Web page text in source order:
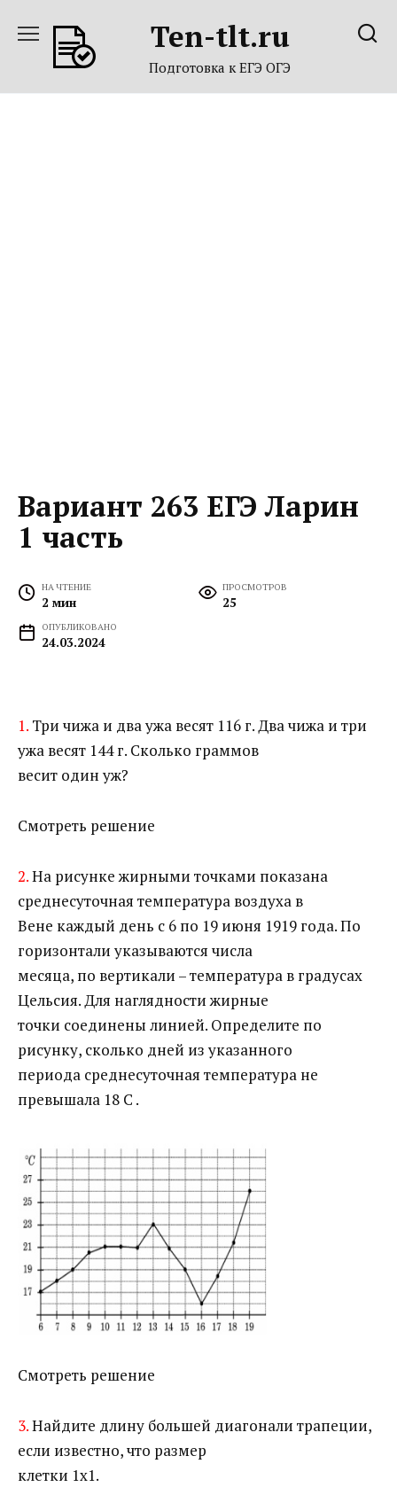
содержанию
Ten-tlt.ru
Подготовка к ЕГЭ ОГЭ
Вариант 263 ЕГЭ Ларин
1 часть
НА ЧТЕНИЕ
2 мин
ПРОСМОТРОВ
25
ОПУБЛИКОВАНО
24.03.2024
1. Три чижа и два ужа весят 116 г. Два чижа и три
ужа весят 144 г. Сколько граммов
весит один уж?
Смотреть решение
2.На рисунке жирными точками показана
среднесуточная температура воздуха в
Вене каждый день с 6 по 19 июня 1919 года. По
горизонтали указываются числа
месяца, по вертикали – температура в градусах
Цельсия. Для наглядности жирные
точки соединены линией. Определите по
рисунку, сколько дней из указанного
периода среднесуточная температура не
превышала 18 C .
Смотреть решение
3.Найдите длину большей диагонали трапеции,
если известно, что размер
клетки 1х1.